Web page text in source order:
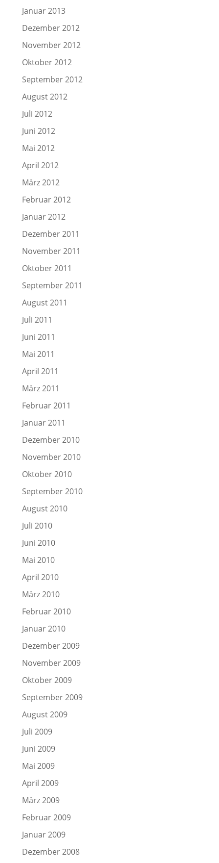
Januar 2013
Dezember 2012
November 2012
Oktober 2012
September 2012
August 2012
Juli 2012
Juni 2012
Mai 2012
April 2012
März 2012
Februar 2012
Januar 2012
Dezember 2011
November 2011
Oktober 2011
September 2011
August 2011
Juli 2011
Juni 2011
Mai 2011
April 2011
März 2011
Februar 2011
Januar 2011
Dezember 2010
November 2010
Oktober 2010
September 2010
August 2010
Juli 2010
Juni 2010
Mai 2010
April 2010
März 2010
Februar 2010
Januar 2010
Dezember 2009
November 2009
Oktober 2009
September 2009
August 2009
Juli 2009
Juni 2009
Mai 2009
April 2009
März 2009
Februar 2009
Januar 2009
Dezember 2008